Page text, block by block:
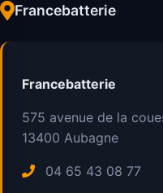
Francebatterie
Francebatterie
575 avenue de la
13400 Aubagne
04 65 43 08 77